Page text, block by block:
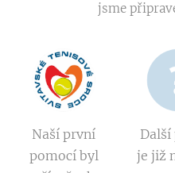
jsme
Naší první
pomocí byl
Další
je již